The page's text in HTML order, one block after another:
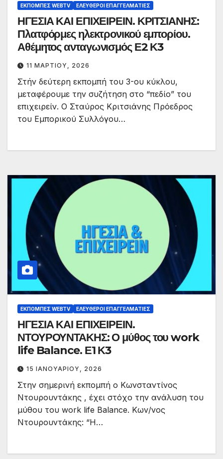
ΕΚΠΟΜΠΈΣ WEBTV ΕΛΕΎΘΕΡΟΙ ΕΠΑΓΓΕΛΜΑΤΊΕΣ
ΗΓΕΣΙΑ ΚΑΙ ΕΠΙΧΕΙΡΕΙΝ. ΚΡΙΤΣΙΑΝΗΣ:
Πλατφόρμες ηλεκτρονικού εμπορίου.
Αθέμητος ανταγωνισμός Ε2 Κ3
11 ΜΑΡΤΊΟΥ, 2026
Στήν δεύτερη εκπομπή του 3-ου κύκλου,
μεταφέρουμε την συζήτηση στο “πεδίο” του
επιχειρείν. Ο Σταύρος Κριτσιάνης Πρόεδρος
του Εμπορικού Συλλόγου…
ΕΚΠΟΜΠΈΣ WEBTV ΕΛΕΎΘΕΡΟΙ ΕΠΑΓΓΕΛΜΑΤΊΕΣ
ΗΓΕΣΙΑ ΚΑΙ ΕΠΙΧΕΙΡΕΙΝ.
ΝΤΟΥΡΟΥΝΤΑΚΗΣ: Ο μύθος του work
life Balance. Ε1 Κ3
15 ΙΑΝΟΥΑΡΊΟΥ, 2026
Στην σημερινή εκπομπή ο Κωνσταντίνος
Ντουρουντάκης , έχει στόχο την ανάλυση του
μύθου του work life Balance. Κων/νος
Ντουρουντάκης: “Η…